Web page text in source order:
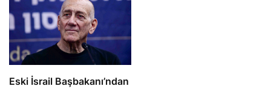
Eski İsrail Başbakanı’ndan